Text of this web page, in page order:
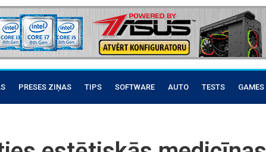
PRESES ZIŅAS TIPS SOFTWARE AUTO TESTS GAMES